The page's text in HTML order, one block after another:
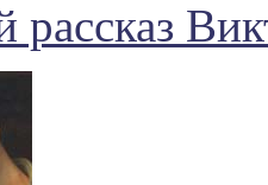
рассказ